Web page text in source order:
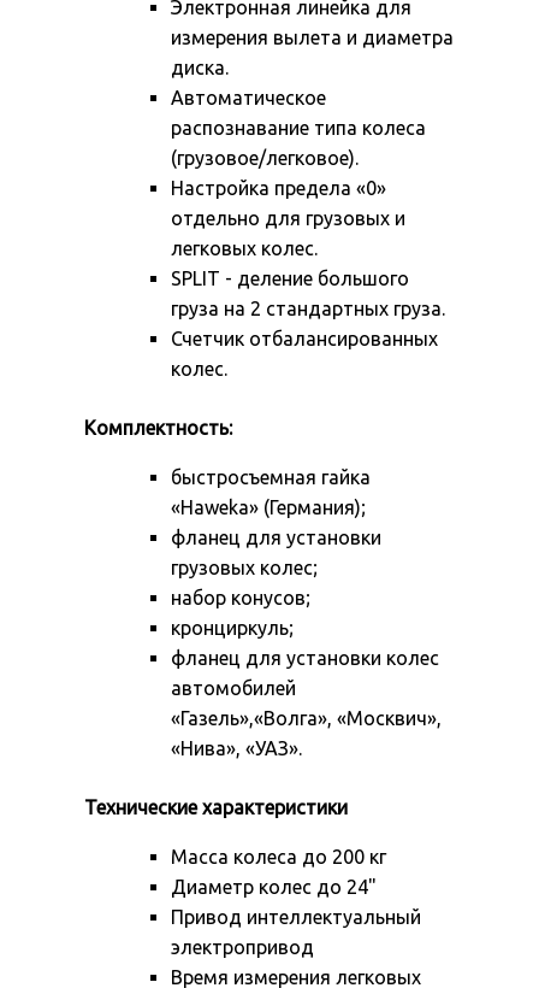
Электронная линейка для
измерения вылета и диаметра
диска.
Автоматическое
распознавание типа колеса
(грузовое/легковое).
Настройка предела «0»
отдельно для грузовых и
легковых колес.
SPLIT - деление большого
груза на 2 стандартных груза.
Счетчик отбалансированных
колес.
Комплектность:
быстросъемная гайка
«Haweka» (Германия);
фланец для установки
грузовых колес;
набор конусов;
кронциркуль;
фланец для установки колес
автомобилей
«Газель»,«Волга», «Москвич»,
«Нива», «УАЗ».
Технические характеристики
Масса колеса до 200 кг
Диаметр колес до 24"
Привод интеллектуальный
электропривод
Время измерения легковых